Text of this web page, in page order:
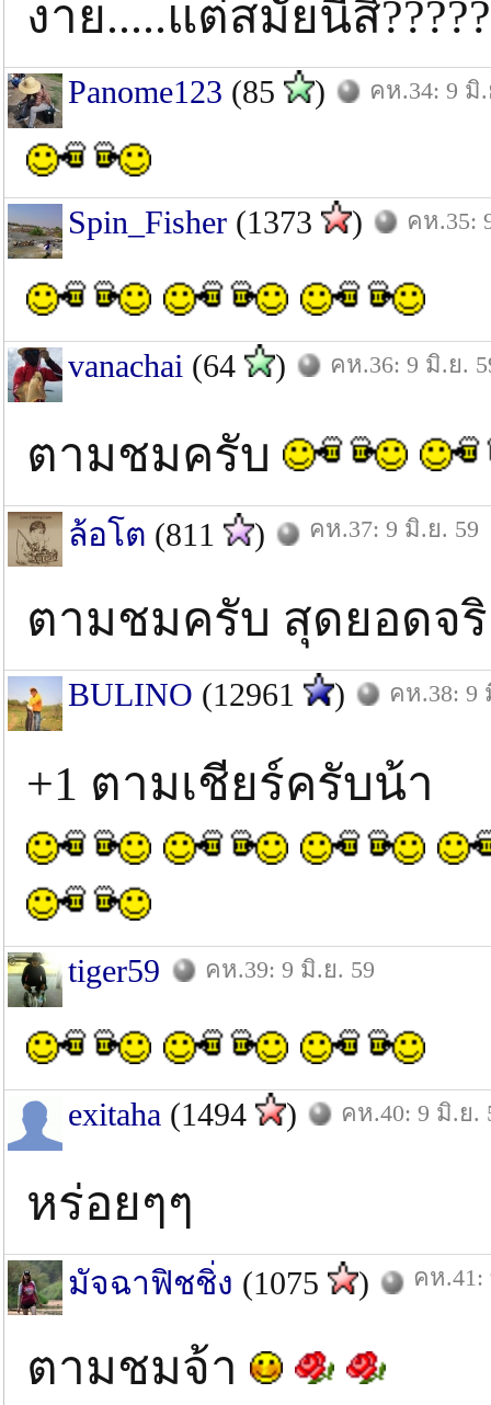
งาย.....แต่สมัยนี้สิ
Panome123 (85 ) คห.34: 9 มิ.
Spin_Fisher (1373 ) คห.35:
vanachai (64 ) คห.36: 9 มิ.ย.
ตามชมครับ
ล้อโต (811 ) คห.37: 9 มิ.ย. 59
ตามชมครับ สุดยอดจ
BULINO (12961 ) คห.38: 9
+1 ตามเชียร์ครับน้า
tiger59 คห.39: 9 มิ.ย. 59
exitaha (1494 ) คห.40: 9 มิ.ย.
หร่อยๆๆ
มัจฉาฟิชชิ่ง (1075 ) คห.41:
ตามชมจ้า